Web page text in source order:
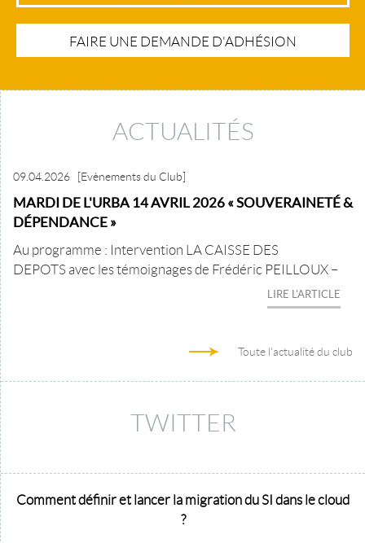
FAIRE UNE DEMANDE D'ADHÉSION
ACTUALITÉS
09.04.2026 [Evènements du Club]
MARDI DE L'URBA 14 AVRIL 2026 « SOUVERAINETÉ &
DÉPENDANCE »
Au programme : Intervention LA CAISSE DES
DEPOTS avec les témoignages de Frédéric PEILLOUX –
LIRE L'ARTICLE
Toute l'actualité du club
TWITTER
Comment définir et lancer la migration du SI dans le cloud
?